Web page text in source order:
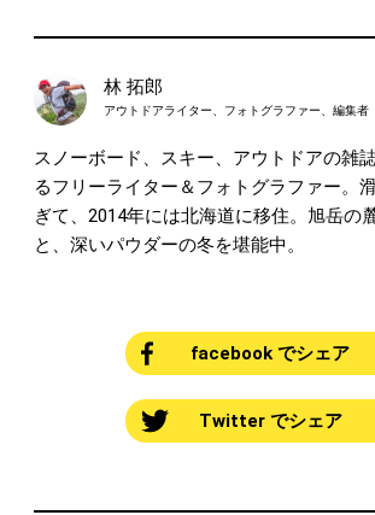
林 拓郎
アウトドアライター、フォトグラファー、編集者
スノーボード、スキー、アウトドアの雑
るフリーライター＆フォトグラファー。
ぎて、2014年には北海道に移住。旭岳の
と、深いパウダーの冬を堪能中。
facebook でシェア
Twitter でシェア